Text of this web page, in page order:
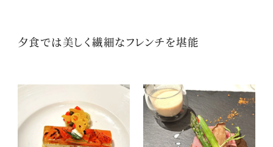
夕食では美しく繊細なフレンチを堪能